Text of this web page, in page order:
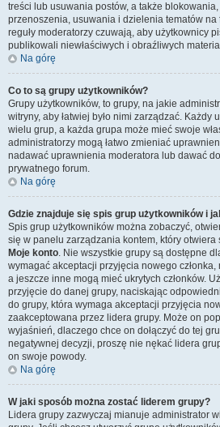
treści lub usuwania postów, a także
przenoszenia, usuwania i dzielenia tematów na
reguły moderatorzy czuwają, aby użytkownicy
publikowali niewłaściwych i obraźliwych
Na górę
Co to są grupy użytkowników?
Grupy użytkowników, to grupy, na jakie
witryny, aby łatwiej było nimi zarządzać. Każdy
wielu grup, a każda grupa może mieć swoje
administratorzy mogą łatwo zmieniać
nadawać uprawnienia moderatora lub dawać
prywatnego forum.
Na górę
Gdzie znajduje się spis grup użytkowników i
Spis grup użytkowników można zobaczyć,
się w panelu zarządzania kontem, który
Moje konto. Nie wszystkie grupy są dostępne
wymagać akceptacji przyjęcia nowego
a jeszcze inne mogą mieć ukrytych członków.
przyjęcie do danej grupy, naciskając
do grupy, która wymaga akceptacji przyjęcia
zaakceptowana przez lidera grupy. Może on
wyjaśnień, dlaczego chce on dołączyć do tej
negatywnej decyzji, proszę nie nękać lidera
on swoje powody.
Na górę
W jaki sposób można zostać liderem grupy?
Lidera grupy zazwyczaj mianuje administrator